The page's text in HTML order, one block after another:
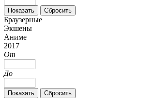
Браузерные
Экшены
Аниме
2017
От
До